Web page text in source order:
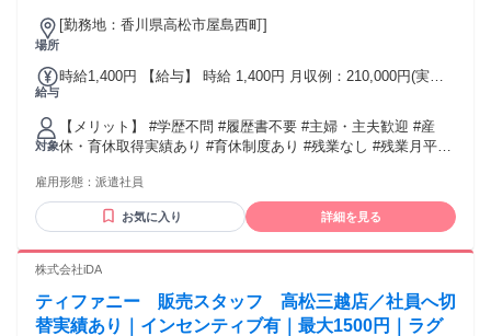
場所
[勤務地：香川県高松市屋島西町]
給与
時給1,400円 【給与】 時給 1,400円 月収例：210,000円(実働7
／月)
対象
【メリット】 #学歴不問 #履歴書不要 #主婦・主夫歓迎 #産
休・育休取得実績あり #育休制度あり #残業なし #残業月平均
勤OK #社会保険完備 #未経験者歓迎 #第二新卒歓迎 #平日のみ
OK #40代も応募可 #50代も応募可 #週4日以上OK
雇用形態： 派遣社員
お気に入り 詳細を見る
株式会社iDA
ティファニー 販売スタッフ 高松三越店／社員へ切
替実績あり｜インセンティブ有｜最大1500円｜ラグ